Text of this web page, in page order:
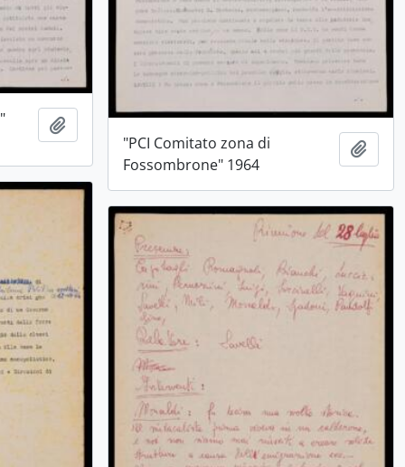
Aggiungi all'area di lavoro
"PCI Comitato zona di
Fossombrone" 1964